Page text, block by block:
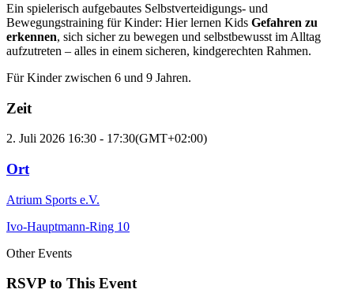
Ein spielerisch aufgebautes Selbstverteidigungs- und
Bewegungstraining für Kinder: Hier lernen Kids Gefahren zu
erkennen, sich sicher zu bewegen und selbstbewusst im Alltag
aufzutreten – alles in einem sicheren, kindgerechten Rahmen.
Für Kinder zwischen 6 und 9 Jahren.
Zeit
2. Juli 2026 16:30 - 17:30(GMT+02:00)
Ort
Atrium Sports e.V.
Ivo-Hauptmann-Ring 10
Other Events
RSVP to This Event